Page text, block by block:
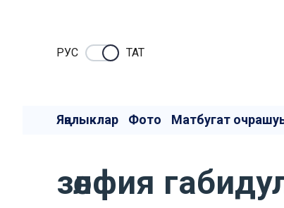
РУC ТАТ
Яңалыклар Фото Матбугат
зөлфия